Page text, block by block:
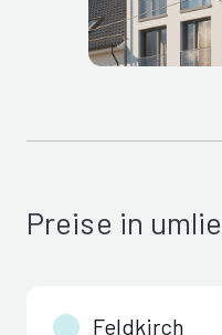
Preise in
Feldkirch